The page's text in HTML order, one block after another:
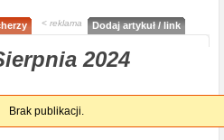
< reklama Dodaj artykuł / link
2024
Brak publikacji.